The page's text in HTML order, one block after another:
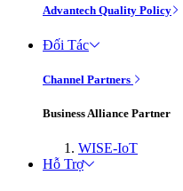
Advantech Quality Policy
Đối Tác
Channel Partners
Business Alliance Partner
WISE-IoT
Hỗ Trợ